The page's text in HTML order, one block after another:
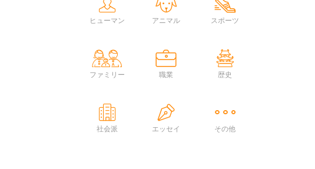
ヒューマン アニマル スポーツ
ファミリー 職業 歴史
社会派 エッセイ その他